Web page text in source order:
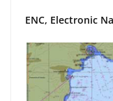
ENC, Electronic